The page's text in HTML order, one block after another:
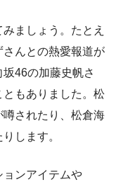
ましょう。たとえ
んとの熱愛報道が
46の加藤史帆さ
もありました。松
されたり、松倉海
します。
ョンアイテムや